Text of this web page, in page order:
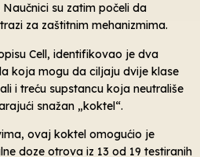
su zatim počeli da
za zaštitnim mehanizmima.
Cell, identifikovao je dva
koja mogu da ciljaju dvije klase
i treću supstancu koja neutrališe
snažan „koktel“.
ovaj koktel omogućio je
doze otrova iz 13 od 19 testiranih